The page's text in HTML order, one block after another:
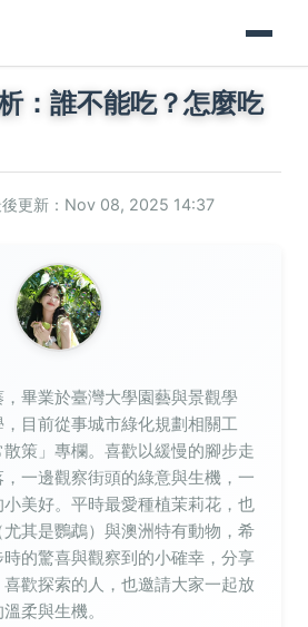
：誰不能吃？怎麼吃
後更新：Nov 08, 2025 14:37
畢業於臺灣大學園藝與景觀學
目前從事城市綠化規劃相關工
策」專欄。喜歡以緩慢的腳步走
一邊觀察街頭的綠意與生機，一
美好。平時最愛種植茉莉花，也
其是鸚鵡）與澳洲特有動物，希
的驚喜與觀察到的小確幸，分享
歡探索的人，也邀請大家一起放
柔與生機。